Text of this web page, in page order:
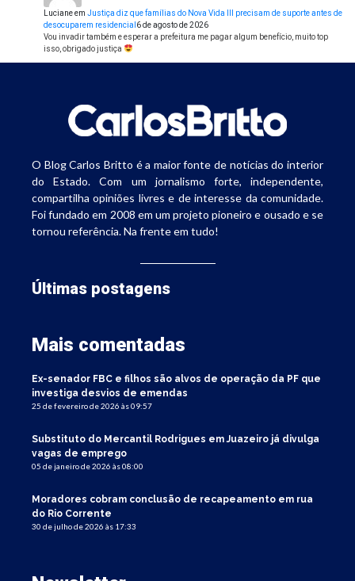
Lucianeem Justiça diz que famílias do Nova Vida III precisam de suporte antes de
desocuparem residencial 6 de agosto de 2026
Vou invadir também e esperar a prefeitura me pagar algum benefício, muito top
isso, obrigado justiça
O Blog Carlos Britto é a maior fonte de notícias do interior
do Estado. Com um jornalismo forte, independente,
compartilha opiniões livres e de interesse da comunidade.
Foi fundado em 2008 em um projeto pioneiro e ousado e se
tornou referência. Na frente em tudo!
Últimas postagens
Mais comentadas
Ex-senador FBC e filhos são alvos de operação da PF que
investiga desvios de emendas
25 de fevereiro de 2026 às 09:57
Substituto do Mercantil Rodrigues em Juazeiro já divulga
vagas de emprego
05 de janeiro de 2026 às 08:00
Moradores cobram conclusão de recapeamento em rua
do Rio Corrente
30 de julho de 2026 às 17:33